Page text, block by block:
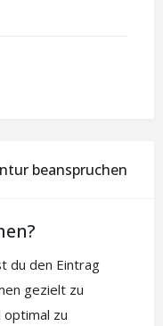
beanspruchen
du den Eintrag
gezielt zu
zu